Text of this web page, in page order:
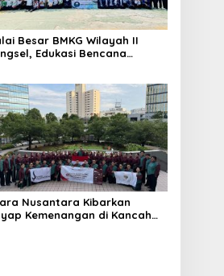
Besar BMKG Wilayah II
Edukasi Bencana
Nusantara Kibarkan
Kemenangan di Kancah